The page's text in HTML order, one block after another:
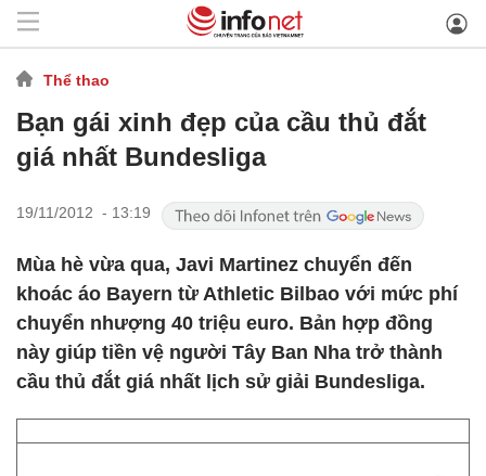
Thể thao
Bạn gái xinh đẹp của cầu thủ đắt
giá nhất Bundesliga
19/11/2012 - 13:19
Mùa hè vừa qua, Javi Martinez chuyển đến
khoác áo Bayern từ Athletic Bilbao với mức phí
chuyển nhượng 40 triệu euro. Bản hợp đồng
này giúp tiền vệ người Tây Ban Nha trở thành
cầu thủ đắt giá nhất lịch sử giải Bundesliga.